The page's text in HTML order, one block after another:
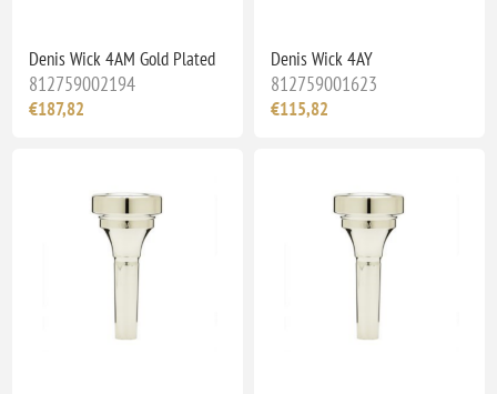
Denis Wick 4AM Gold Plated
812759002194
€187,82
Denis Wick 4AY
812759001623
€115,82